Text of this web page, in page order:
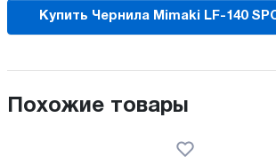
Купить Чернила Mimaki LF-140
Похожие товары